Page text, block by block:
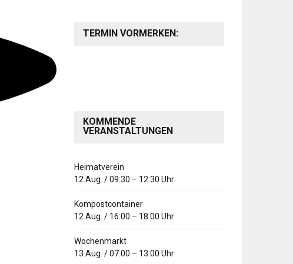
TERMIN VORMERKEN:
KOMMENDE
VERANSTALTUNGEN
Heimatverein
12.Aug. /09:30 – 12:30 Uhr
Kompostcontainer
12.Aug. / 16:00 – 18:00 Uhr
Wochenmarkt
13.Aug. /07:00 – 13:00 Uhr